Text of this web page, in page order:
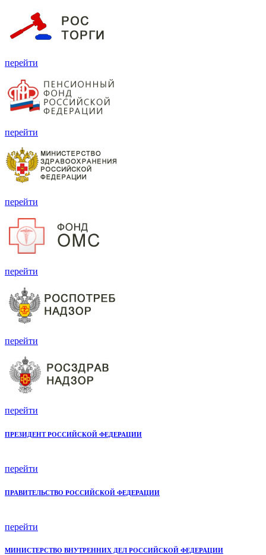
перейти
перейти
перейти
перейти
перейти
перейти
ПРЕЗИДЕНТ РОССИЙСКОЙ ФЕДЕРАЦИИ
перейти
ПРАВИТЕЛЬСТВО РОССИЙСКОЙ ФЕДЕРАЦИИ
перейти
МИНИСТЕРСТВО ВНУТРЕННИХ ДЕЛ РОССИЙСКОЙ ФЕДЕРАЦИИ